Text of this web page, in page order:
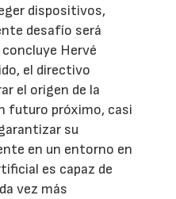
dispositivos,
desafío será
Hervé
el directivo
el origen de la
futuro próximo, casi
su
en un entorno en
es capaz de
vez más